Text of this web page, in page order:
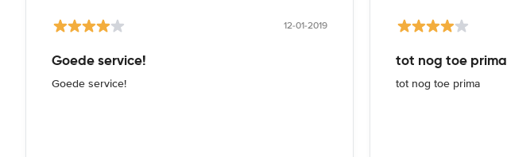
12-01-2019
Goede service!
Goede service!
tot nog toe prima
tot nog toe prima